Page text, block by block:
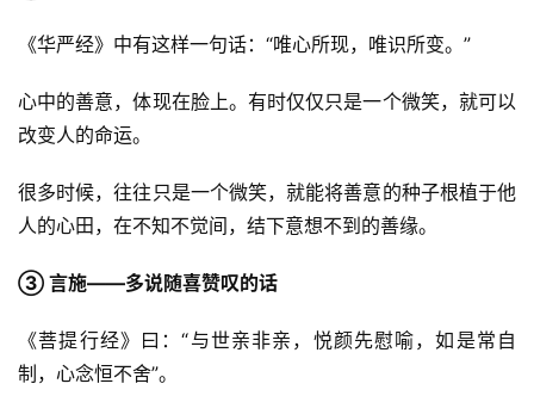
《华严经》中有这样一句话：“唯心所现，唯识所变。”
心中的善意，体现在脸上。有时仅仅只是一个微笑，就可以
改变人的命运。
很多时候，往往只是一个微笑，就能将善意的种子根植于他
人的心田，在不知不觉间，结下意想不到的善缘。
③ 言施——多说随喜赞叹的话
《菩提行经》曰：“与世亲非亲，悦颜先慰喻，如是常自
制，心念恒不舍”。